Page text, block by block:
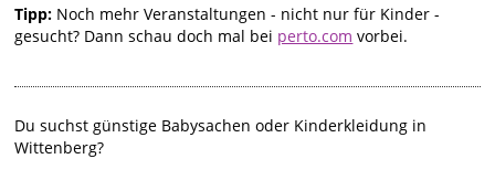
Tipp: Noch mehr Veranstaltungen - nicht nur für Kinder -
gesucht? Dann schau doch mal bei perto.com vorbei.
Du suchst günstige Babysachen oder Kinderkleidung in
Wittenberg?